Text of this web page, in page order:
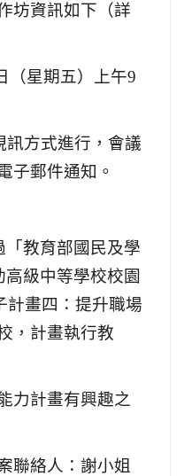
坊資訊如下（詳
（星期五）上午9
訊方式進行，會議
子郵件通知。
「教育部國民及學
級中等學校校園
計畫四：提升職場
，計畫執行教
力計畫有興趣之
聯絡人：謝小姐